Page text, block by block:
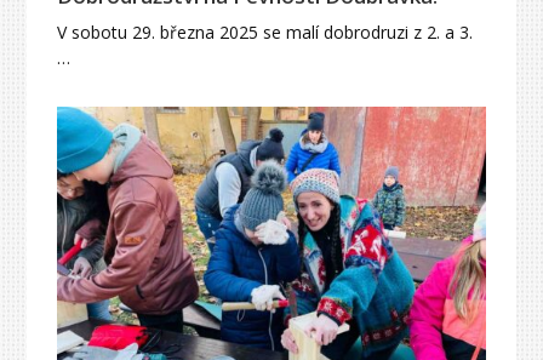
V sobotu 29. března 2025 se malí dobrodruzi z 2. a 3.
…